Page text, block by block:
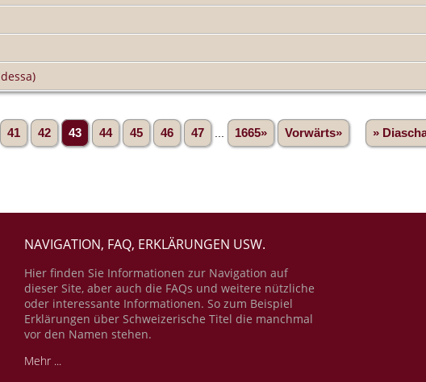
41 42 43 44 45 46 47 1665» Vorwärts» »
NAVIGATION, FAQ, ERKLÄRUNGEN USW.
Hier finden Sie Informationen zur Navigation auf
dieser Site, aber auch die FAQs und weitere nützliche
oder interessante Informationen. So zum Beispiel
Erklärungen über Schweizerische Titel die manchmal
vor den Namen stehen.
Mehr ...